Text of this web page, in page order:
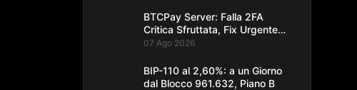
BTCPay Server: Falla 2FA
Critica Sfruttata, Fix Urgente
alla 2.4.2
07 Ago 2026
BIP-110 al 2,60%: a un Giorno
dal Blocco 961.632, Piano B